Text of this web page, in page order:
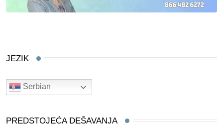
JEZIK
Serbian
PREDSTOJEĆA DEŠAVANJA